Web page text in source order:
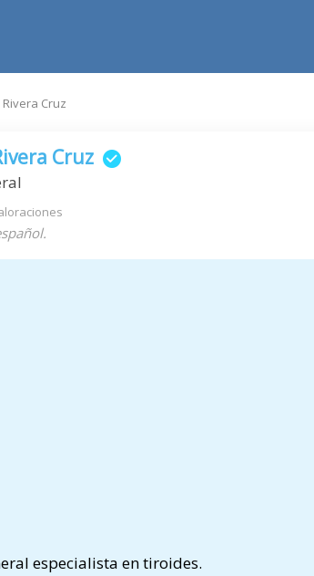
Cruz
Cruz
especialista en tiroides.